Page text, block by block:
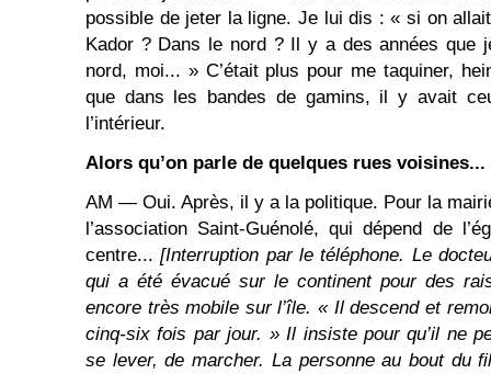
possible de jeter la ligne. Je lui dis : « si on
Kador ? Dans le nord ? Il y a des années que
nord, moi... » C’était plus pour me taquiner,
que dans les bandes de gamins, il y avait
l’intérieur.
Alors qu’on parle de quelques rues voisines...
AM ― Oui. Après, il y a la politique. Pour la
l’association Saint-Guénolé, qui dépend de
centre...[Interruption par le téléphone. Le
qui a été évacué sur le continent pour des
encore très mobile sur l’île. « Il descend et
cinq-six fois par jour. » Il insiste pour qu’il ne
se lever, de marcher. La personne au bout du